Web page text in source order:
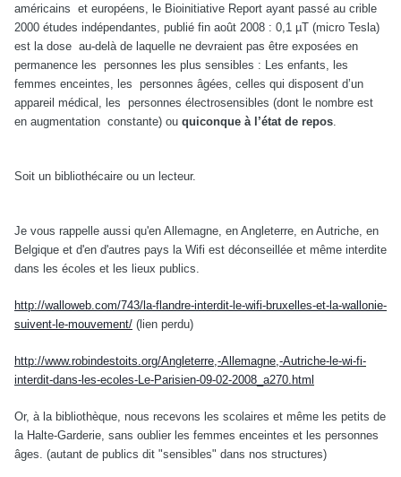
américains et européens, le Bioinitiative Report ayant passé au crible
2000 études indépendantes, publié fin août 2008 : 0,1 µT (micro Tesla)
est la dose au-delà de laquelle ne devraient pas être exposées en
permanence les personnes les plus sensibles : Les enfants, les
femmes enceintes, les personnes âgées, celles qui disposent d’un
appareil médical, les personnes électrosensibles (dont le nombre est
en augmentation constante) ou quiconque à l’état de repos
Soit un bibliothécaire ou un lecteur.
Je vous rappelle aussi qu'en Allemagne, en Angleterre, en Autriche, en
Belgique et d'en d'autres pays la Wifi est déconseillée et même interdite
dans les écoles et les lieux publics.
http://walloweb.com/743/la-flandre-interdit-le-wifi-bruxelles-et-la-wallonie-
suivent-le-mouvement/ (lien perdu)
http://www.robindestoits.org/Angleterre,-Allemagne,-Autriche-le-wi-fi-
interdit-dans-les-ecoles-Le-Parisien-09-02-2008_a270.html
Or, à la bibliothèque, nous recevons les scolaires et même les petits de
la Halte-Garderie, sans oublier les femmes enceintes et les personnes
âges. (autant de publics dit "sensibles" dans nos structures)